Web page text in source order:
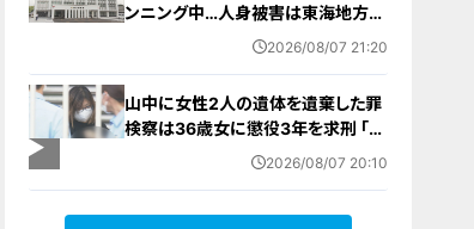
ンニング中…人身被害は東海地方で
今シーズン初めて 岐阜県高山市
2026/08/07 21:20
山中に女性2人の遺体を遺棄した罪
検察は36歳女に懲役3年を求刑 ｢遺
棄時に近くに居続けたこと自体が重
2026/08/07 20:10